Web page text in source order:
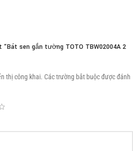
sen gắn tường TOTO TBW02004A 2
thị công khai. Các trường bắt buộc được đánh